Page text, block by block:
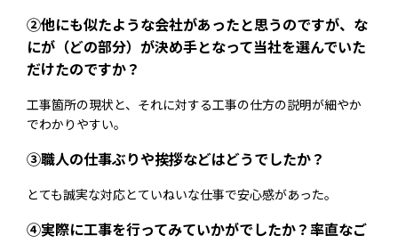
②他にも似たような会社があったと思うのですが、な
にが（どの部分）が決め手となって当社を選んでいた
だけたのですか？
工事箇所の現状と、それに対する工事の仕方の説明が細やか
でわかりやすい。
③職人の仕事ぶりや挨拶などはどうでしたか？
とても誠実な対応とていねいな仕事で安心感があった。
④実際に工事を行ってみていかがでしたか？率直なご